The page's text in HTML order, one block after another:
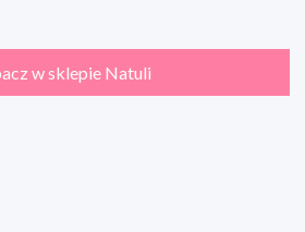
w sklepie Natuli